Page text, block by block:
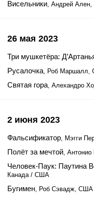
Висельники, Андрей Ален,
26 мая 2023
Три мушкетёра:
Русалочка, Роб Маршалл,
Святая гора, Алехандро
2 июня 2023
Фальсификатор, Мэгги
Полёт за мечтой,
Человек-Паук: Паутина
Канада / США
Бугимен, Роб Сэвадж, США